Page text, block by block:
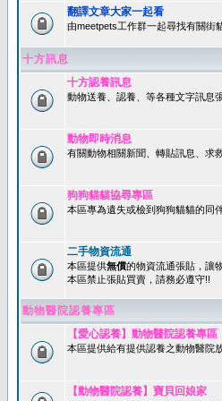
翻譯文章大家一起看
由meetpets工作群一起尋找有關街
十方訊息
十方認養訊息
動物送養、認養、等各種文字訊息
動物即時消息
有關動物相關新聞、轉貼訊息、求
狗狗貓貓協尋專區
本區專為遺失或檢到狗狗貓貓的同
二手物資流通
本區提供無償的物資流通張貼，讓
本區禁止張貼買賣，請務必遵守!!
動物醫院認養專區
【愛心認養】動物醫院認養專區
本區提供給有提供認養之動物醫院
【動物醫院認養】寶貝回娘家